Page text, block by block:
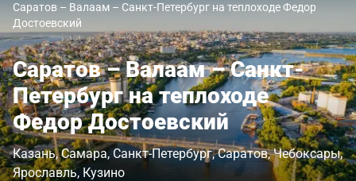
Саратов – Валаам – Санкт-Петербург на теплоходе Федор
Достоевский
Саратов – Валаам – Санкт-
Петербург на теплоходе
Федор Достоевский
Казань Самара Санкт-Петербург Саратов Чебоксары
Ярославль Кузино